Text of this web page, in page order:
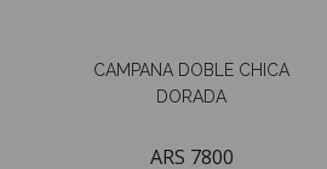
CAMPANA DOBLE CHICA
DORADA
ARS 7800